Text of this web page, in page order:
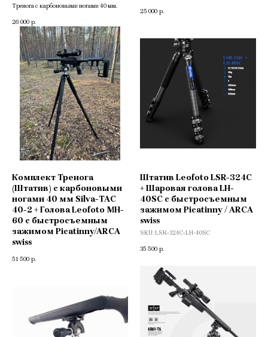
Тренога c карбоновыми ногами 40 мм.
26 000 р.
25 000 р.
Комплект Тренога
(Штатив) c карбоновыми
ногами 40 мм Silva-TAC
40-2 + Голова Leofoto MH-
60 с быстросъемным
зажимом Picatinny/ARCA
swiss
51 500 р.
Штатив Leofoto LSR-324C
+ Шаровая голова LH-
40SC с быстросъемным
зажимом Picatinny / ARCA
swiss
SKU:LSR-324C-LH-40SC
35 500 р.